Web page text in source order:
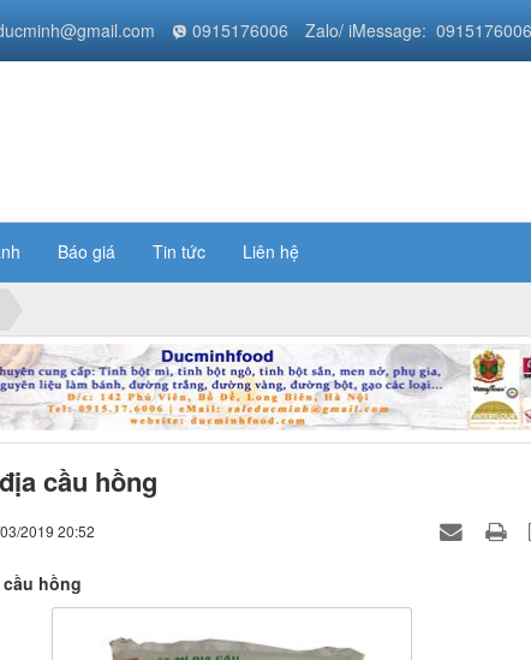
Báo giá Tin tức Liên hệ
0915176006 Zalo/ iMessage: 0915176006
cầu hồng
2019 20:52
hồng